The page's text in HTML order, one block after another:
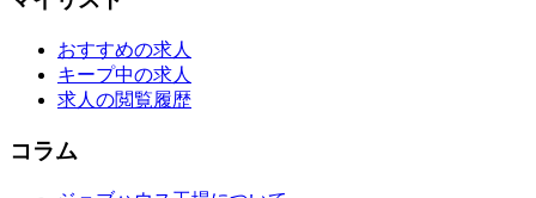
おすすめの求人
キープ中の求人
求人の閲覧履歴
コラム